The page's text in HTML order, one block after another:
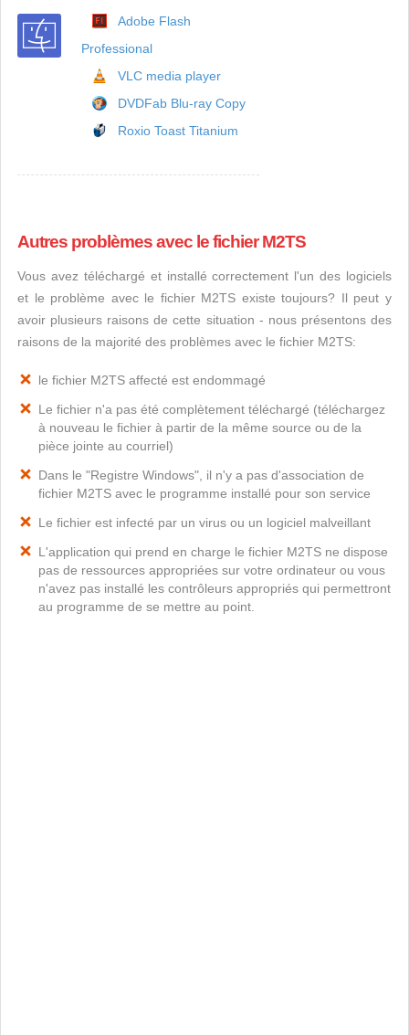
Adobe Flash
Professional
VLC media player
DVDFab Blu-ray Copy
Roxio Toast Titanium
Autres problèmes avec le fichier M2TS
Vous avez téléchargé et installé correctement l'un des logiciels
et le problème avec le fichier M2TS existe toujours? Il peut y
avoir plusieurs raisons de cette situation - nous présentons des
raisons de la majorité des problèmes avec le fichier M2TS:
le fichier M2TS affecté est endommagé
Le fichier n'a pas été complètement téléchargé (téléchargez
à nouveau le fichier à partir de la même source ou de la
pièce jointe au courriel)
Dans le "Registre Windows", il n'y a pas d'association de
fichier M2TS avec le programme installé pour son service
Le fichier est infecté par un virus ou un logiciel malveillant
L'application qui prend en charge le fichier M2TS ne dispose
pas de ressources appropriées sur votre ordinateur ou vous
n'avez pas installé les contrôleurs appropriés qui permettront
au programme de se mettre au point.